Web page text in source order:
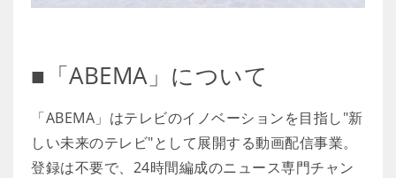
■「ABEMA」について
「ABEMA」はテレビのイノベーションを目指し"新
しい未来のテレビ"として展開する動画配信事業。
登録は不要で、24時間編成のニュース専門チャン